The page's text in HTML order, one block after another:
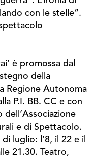
con le stelle”.
è promossa dal
della
Regione Autonoma
P.I. BB. CC e con
e di Spettacolo.
luglio: l’8, il 22 e il
21.30. Teatro,